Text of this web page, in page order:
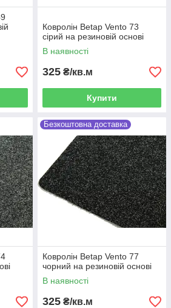
Ковролін Betap Vento 73
сірий на резиновій основі
В наявності
325 ₴/кв.м
Купити
Безкоштовна доставка
Ковролін Betap Vento 77
чорний на резиновій основі
В наявності
325 ₴/кв.м